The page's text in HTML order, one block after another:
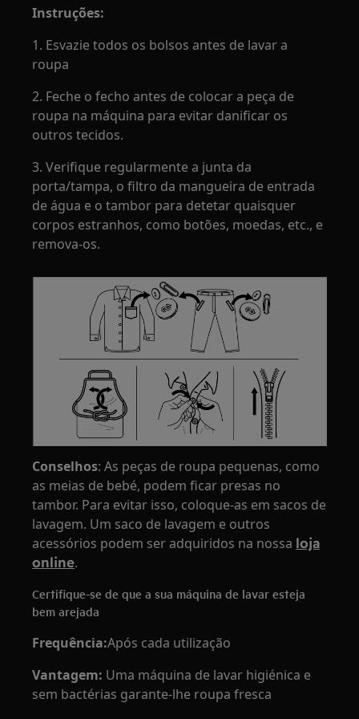
Instruções:
1. Esvazie todos os bolsos antes de lavar a
roupa
2. Feche o fecho antes de colocar a peça de
roupa na máquina para evitar danificar os
outros tecidos.
3. Verifique regularmente a junta da
porta/tampa, o filtro da mangueira de entrada
de água e o tambor para detetar quaisquer
corpos estranhos, como botões, moedas, etc., e
remova-os.
Conselhos: As peças de roupa pequenas, como
as meias de bebé, podem ficar presas no
tambor. Para evitar isso, coloque-as em sacos de
lavagem. Um saco de lavagem e outros
acessórios podem ser adquiridos na nossa loja
online.
Certifique-se de que a sua máquina de lavar esteja
bem arejada
Frequência:Após cada utilização
Vantagem: Uma máquina de lavar higiénica e
sem bactérias garante-lhe roupa fresca